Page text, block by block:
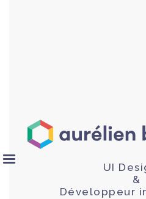
UI
&
Développeur